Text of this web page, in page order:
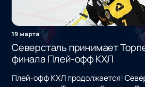
19 марта
Северсталь принимает
финала Плей-офф КХЛ
Плей-офф КХЛ продолжается!